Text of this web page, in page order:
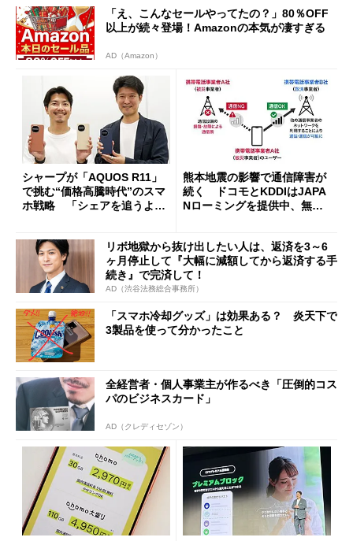
「え、こんなセールやってたの？」80％OFF
以上が続々登場！Amazonの本気が凄すぎる
AD（Amazon）
シャープが「AQUOS R11」
で挑む“価格高騰時代”のスマ
ホ戦略 「シェアを追うより
熊本地震の影響で通信障害が
続く ドコモとKDDIはJAPA
Nローミングを提供中、無料
リボ地獄から抜け出したい人は、返済を3～6
ヶ月停止して『大幅に減額してから返済する手
続き』で完済して！
AD（渋谷法務総合事務所）
「スマホ冷却グッズ」は効果ある？ 炎天下で
3製品を使って分かったこと
全経営者・個人事業主が作るべき「圧倒的コス
パのビジネスカード」
AD（クレディセゾン）